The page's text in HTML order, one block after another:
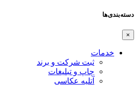
دسته‌بندی‌ها
×
خدمات
ثبت شرکت و برند
چاپ و تبلیغات
آتلیه عکاسی